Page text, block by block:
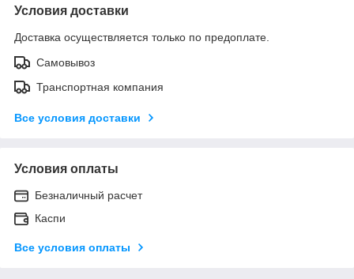
Условия доставки
Доставка осуществляется только по предоплате.
Самовывоз
Транспортная компания
Все условия доставки
Условия оплаты
Безналичный расчет
Каспи
Все условия оплаты